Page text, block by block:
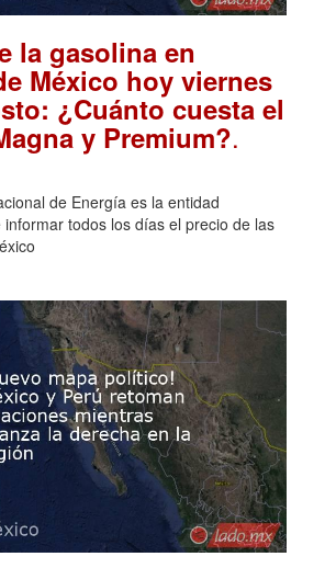
la gasolina en
México hoy viernes
¿Cuánto cuesta el
y Premium?.
de Energía es la entidad
informar todos los días el precio de las